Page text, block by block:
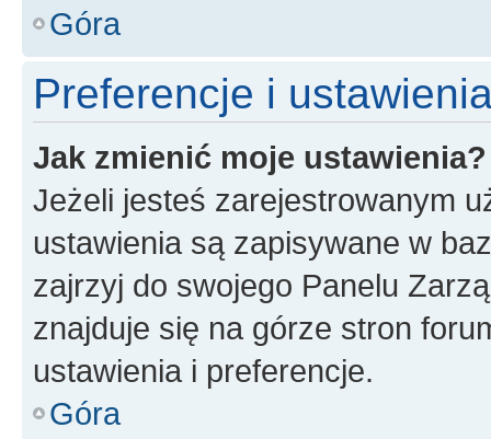
Góra
Preferencje i
Jak zmienić moje ustawienia?
Jeżeli jesteś zarejestrowanym
ustawienia są zapisywane w
zajrzyj do swojego Panelu
znajduje się na górze stron
ustawienia i preferencje.
Góra